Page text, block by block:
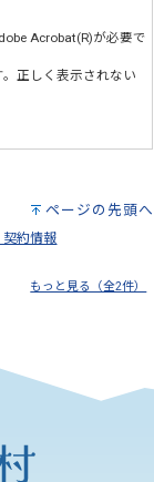
Acrobat(R)が必要で
。正しく表示されない
ページの先頭へ
契約情報
もっと見る（全2件）